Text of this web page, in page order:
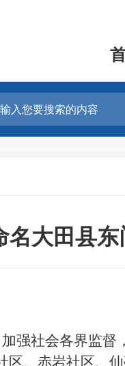
大田县
强社会各界监督
区、赤岩社区、